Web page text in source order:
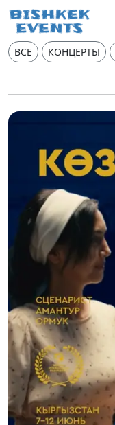
ВСЕ КОНЦЕРТЫ